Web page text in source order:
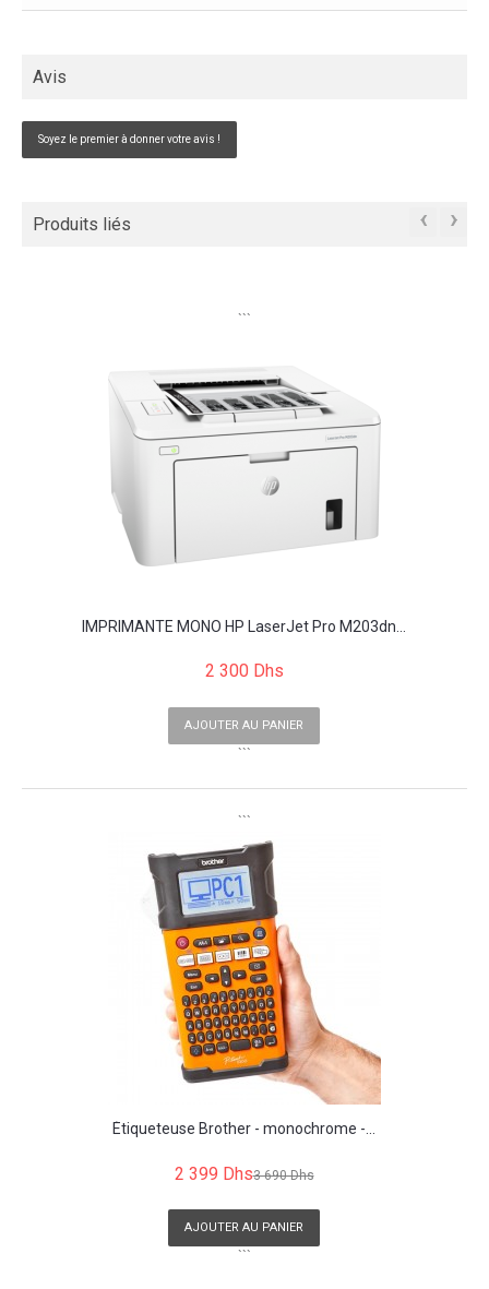
Avis
Soyez le premier à donner votre avis !
Produits liés ‹ ›
```
IMPRIMANTE MONO HP LaserJet Pro M203dn...
2 300 Dhs
AJOUTER AU PANIER
```
```
Étiqueteuse Brother - monochrome -...
2 399 Dhs3 690 Dhs
AJOUTER AU PANIER
```